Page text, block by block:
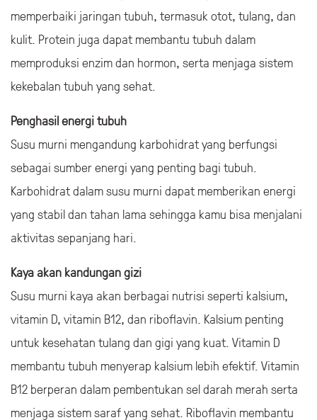
kamu ketahui:
Sumber protein yang baik
Susu murni merupakan sumber protein yang baik bagi
memperbaiki jaringan tubuh, termasuk otot, tulang, dan
kulit. Protein juga dapat membantu tubuh dalam
memproduksi enzim dan hormon, serta menjaga sistem
kekebalan tubuh yang sehat.
Penghasil energi tubuh
sebagai sumber energi yang penting bagi tubuh.
Karbohidrat dalam susu murni dapat memberikan energi
yang stabil dan tahan lama sehingga kamu bisa menjalani
aktivitas sepanjang hari.
Kaya akan kandungan gizi
Susu murni kaya akan berbagai nutrisi seperti kalsium,